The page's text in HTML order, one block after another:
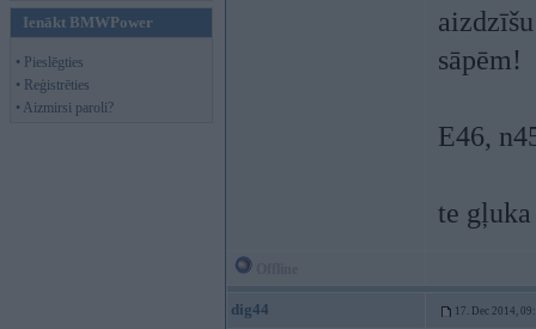
Ienākt BMWPower
• Pieslēgties
• Reģistrēties
• Aizmirsi paroli?
sāpēm!
E46,
te
dig44 17. Dec 2014,